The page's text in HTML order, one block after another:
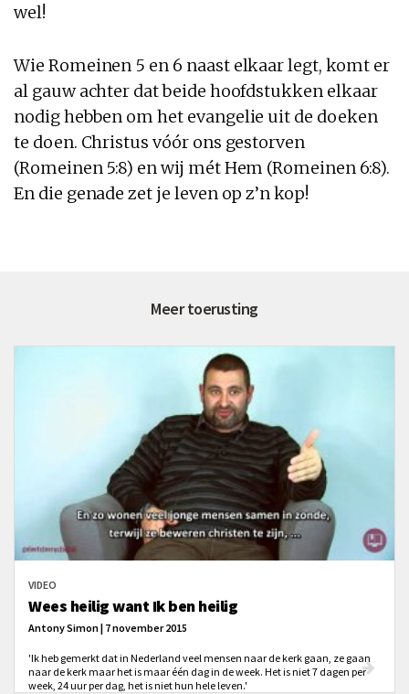
wel!
Wie Romeinen 5 en 6 naast elkaar legt, komt er
al gauw achter dat beide hoofdstukken elkaar
nodig hebben om het evangelie uit de doeken
te doen. Christus vóór ons gestorven
(Romeinen 5:8) en wij mét Hem (Romeinen 6:8).
En die genade zet je leven op z’n kop!
Meer toerusting
VIDEO
Wees heilig want Ik ben heilig
Antony Simon | 7 november 2015
'Ik heb gemerkt dat in Nederland veel mensen naar de kerk gaan, ze gaan
naar de kerk maar het is maar één dag in de week. Het is niet 7 dagen per
week, 24 uur per dag, het is niet hun hele leven.'